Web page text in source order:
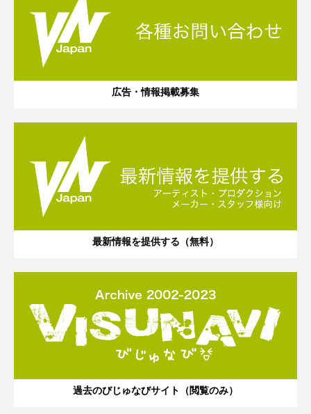
広告・情報掲載募集
最新情報を提供する（無料）
過去のびじゅなびサイト（閲覧のみ）